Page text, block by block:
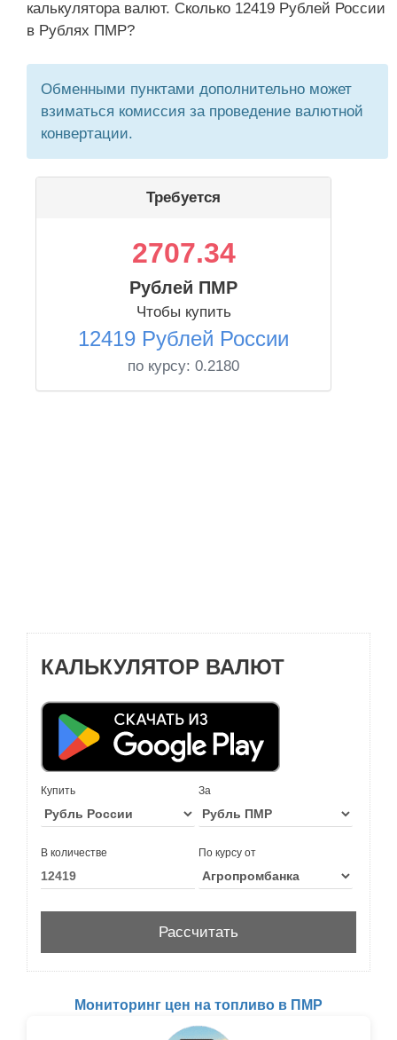
калькулятора валют. Сколько 12419 Рублей России
в Рублях ПМР?
Обменными пунктами дополнительно может
взиматься комиссия за проведение валютной
конвертации.
Требуется
2707.34
Рублей ПМР
Чтобы купить
12419 Рублей России
по курсу: 0.2180
КАЛЬКУЛЯТОР ВАЛЮТ
Купить За
В количестве По курсу от
Мониторинг цен на топливо в ПМР